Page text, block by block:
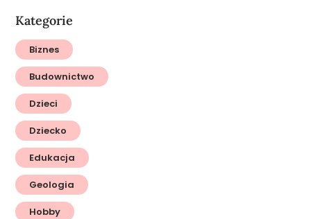
Kategorie
Biznes
Budownictwo
Dzieci
Dziecko
Edukacja
Geologia
Hobby